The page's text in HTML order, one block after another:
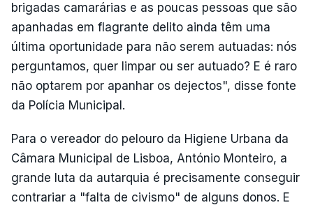
brigadas camarárias e as poucas pessoas que são
apanhadas em flagrante delito ainda têm uma
última oportunidade para não serem autuadas: nós
perguntamos, quer limpar ou ser autuado? E é raro
não optarem por apanhar os dejectos", disse fonte
da Polícia Municipal.
Para o vereador do pelouro da Higiene Urbana da
Câmara Municipal de Lisboa, António Monteiro, a
grande luta da autarquia é precisamente conseguir
contrariar a "falta de civismo" de alguns donos. E